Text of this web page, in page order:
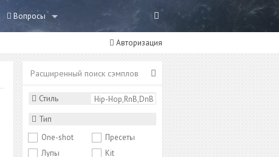
Вопросы
Авторизация
Расширенный поиск сэмплов
Стиль
Тип
One-shot
Лупы
Пресеты
Kit